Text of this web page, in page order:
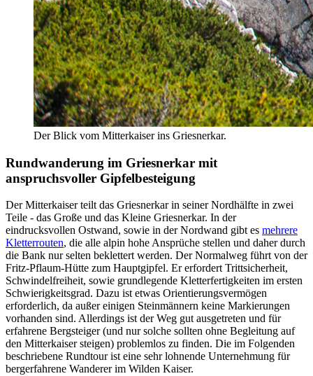
Der Blick vom Mitterkaiser ins Griesnerkar.
Rundwanderung im Griesnerkar mit
anspruchsvoller Gipfelbesteigung
Der Mitterkaiser teilt das Griesnerkar in seiner Nordhälfte in zwei
Teile - das Große und das Kleine Griesnerkar. In der
eindrucksvollen Ostwand, sowie in der Nordwand gibt es mehrere
Kletterrouten, die alle alpin hohe Ansprüche stellen und daher durch
die Bank nur selten beklettert werden. Der Normalweg führt von der
Fritz-Pflaum-Hütte zum Hauptgipfel. Er erfordert Trittsicherheit,
Schwindelfreiheit, sowie grundlegende Kletterfertigkeiten im ersten
Schwierigkeitsgrad. Dazu ist etwas Orientierungsvermögen
erforderlich, da außer einigen Steinmännern keine Markierungen
vorhanden sind. Allerdings ist der Weg gut ausgetreten und für
erfahrene Bergsteiger (und nur solche sollten ohne Begleitung auf
den Mitterkaiser steigen) problemlos zu finden. Die im Folgenden
beschriebene Rundtour ist eine sehr lohnende Unternehmung für
bergerfahrene Wanderer im Wilden Kaiser.